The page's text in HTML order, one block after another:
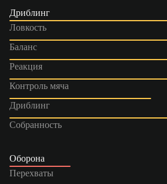
Дриблинг
Ловкость
Баланс
Реакция
Контроль мяча
Дриблинг
Собранность
Оборона
Перехваты